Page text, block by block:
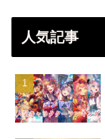
人気記事